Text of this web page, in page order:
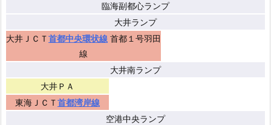
臨海副都心ランプ
大井ランプ
大井ＪＣＴ首都中央環状線 首都１号羽田
線
大井南ランプ
大井ＰＡ
東海ＪＣＴ首都湾岸線
空港中央ランプ